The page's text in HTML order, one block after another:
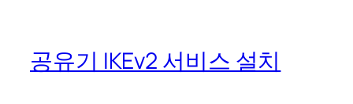
공유기 IKEv2 서비스 설치